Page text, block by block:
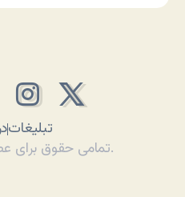
تبلیغات
تمامی حقوق برای عصیان محفوظ است.